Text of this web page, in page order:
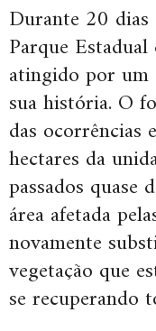
Durante 20 dias
Parque
atingido por um
sua história. O
das ocorrências
hectares da
passados quase
área afetada
novamente
vegetação que
se recuperando